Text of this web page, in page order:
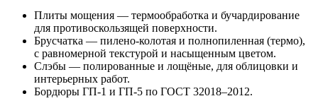
Плиты мощения — термообработка и бучардирование
для противоскользящей поверхности.
Брусчатка — пилено-колотая и полнопиленная (термо),
с равномерной текстурой и насыщенным цветом.
Слэбы — полированные и лощёные, для облицовки и
интерьерных работ.
Бордюры ГП-1 и ГП-5 по ГОСТ 32018–2012.